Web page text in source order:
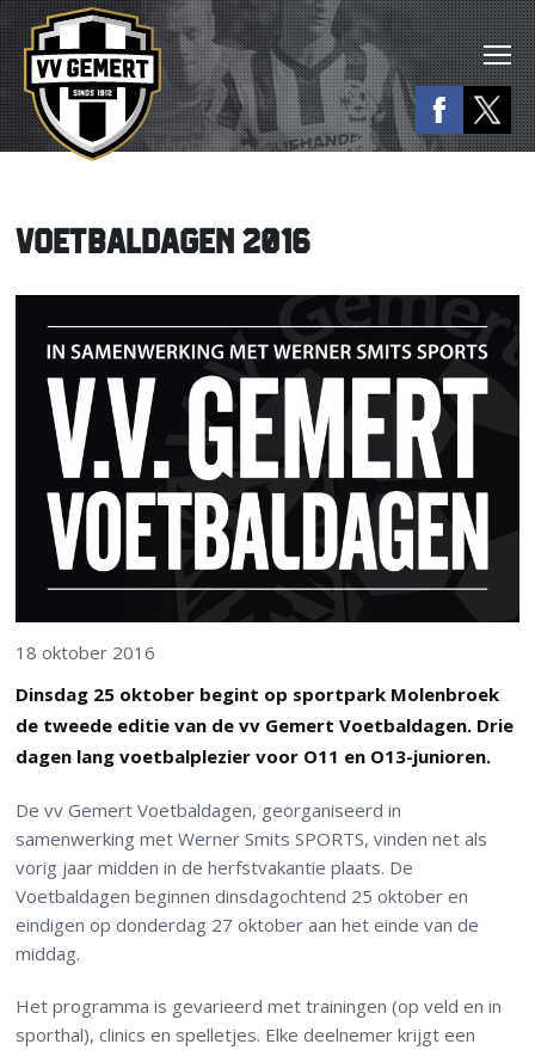
VOETBALDAGEN 2016
18 oktober 2016
Dinsdag 25 oktober begint op sportpark Molenbroek
de tweede editie van de vv Gemert Voetbaldagen. Drie
dagen lang voetbalplezier voor O11 en O13-junioren.
De vv Gemert Voetbaldagen, georganiseerd in
samenwerking met Werner Smits SPORTS, vinden net als
vorig jaar midden in de herfstvakantie plaats. De
Voetbaldagen beginnen dinsdagochtend 25 oktober en
eindigen op donderdag 27 oktober aan het einde van de
middag.
Het programma is gevarieerd met trainingen (op veld en in
sporthal), clinics en spelletjes. Elke deelnemer krijgt een